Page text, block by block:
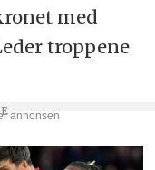
med
troppene